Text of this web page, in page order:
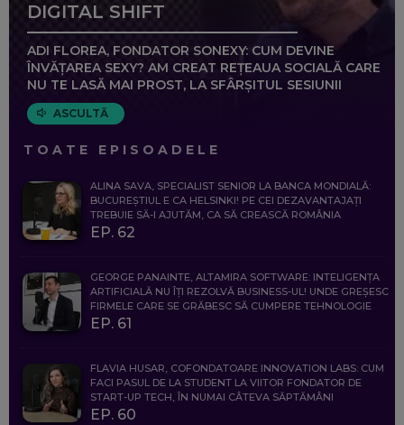
DIGITAL SHIFT
ADI FLOREA, FONDATOR SONEXY: CUM DEVINE
ÎNVĂȚAREA SEXY? AM CREAT REȚEAUA SOCIALĂ CARE
NU TE LASĂ MAI PROST, LA SFÂRȘITUL SESIUNII
ASCULTĂ
TOATE EPISOADELE
ALINA SAVA, SPECIALIST SENIOR LA BANCA MONDIALĂ:
BUCUREȘTIUL E CA HELSINKI! PE CEI DEZAVANTAJAȚI
TREBUIE SĂ-I AJUTĂM, CA SĂ CREASCĂ ROMÂNIA
EP. 62
GEORGE PANAINTE, ALTAMIRA SOFTWARE: INTELIGENȚA
ARTIFICIALĂ NU ÎȚI REZOLVĂ BUSINESS-UL! UNDE GREȘESC
FIRMELE CARE SE GRĂBESC SĂ CUMPERE TEHNOLOGIE
EP. 61
FLAVIA HUSAR, COFONDATOARE INNOVATION LABS: CUM
FACI PASUL DE LA STUDENT LA VIITOR FONDATOR DE
START-UP TECH, ÎN NUMAI CÂTEVA SĂPTĂMÂNI
EP. 60